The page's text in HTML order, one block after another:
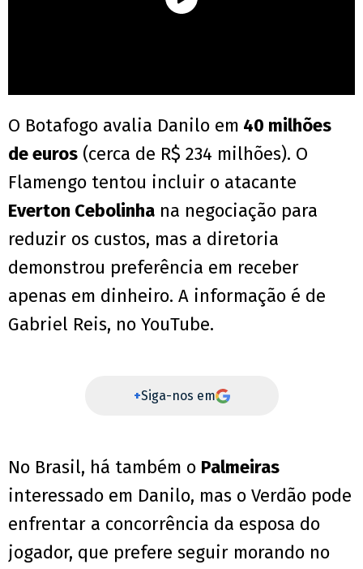
O Botafogo avalia Danilo em 40 milhões
de euros (cerca de R$ 234 milhões). O
Flamengo tentou incluir o atacante
Everton Cebolinha na negociação para
reduzir os custos, mas a diretoria
demonstrou preferência em receber
apenas em dinheiro. A informação é de
Gabriel Reis, no YouTube.
+Siga-nos em
No Brasil, há também o Palmeiras
interessado em Danilo, mas o Verdão pode
enfrentar a concorrência da esposa do
jogador, que prefere seguir morando no